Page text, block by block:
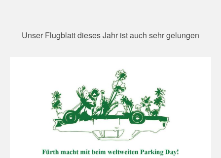
Unser Flugblatt dieses Jahr ist auch sehr gelungen